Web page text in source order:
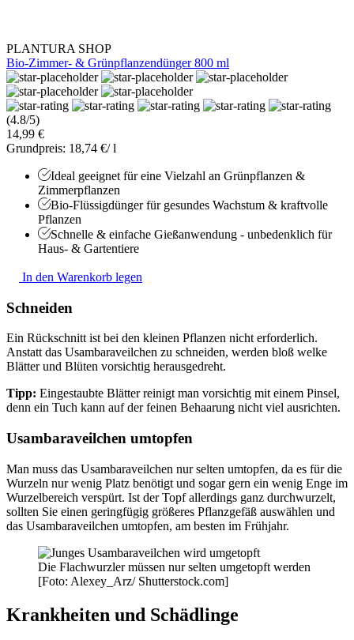
PLANTURA SHOP
Bio-Zimmer- & Grünpflanzendünger 800 ml
(4.8/5)
14,99 €
Grundpreis: 18,74 €/ l
Ideal geeignet für eine Vielzahl an Grünpflanzen &
Zimmerpflanzen
Bio-Flüssigdünger für gesundes Wachstum & kraftvolle
Pflanzen
Schnelle & einfache Gießanwendung - unbedenklich für
Haus- & Gartentiere
In den Warenkorb legen
Schneiden
Ein Rückschnitt ist bei den kleinen Pflanzen nicht erforderlich.
Anstatt das Usambaraveilchen zu schneiden, werden bloß welke
Blätter und Blüten vorsichtig herausgedreht.
Tipp: Eingestaubte Blätter reinigt man vorsichtig mit einem Pinsel,
denn ein Tuch kann auf der feinen Behaarung nicht viel ausrichten.
Usambaraveilchen umtopfen
Man muss das Usambaraveilchen nur selten umtopfen, da es für die
Wurzeln nur wenig Platz benötigt und sogar gern ein wenig Enge im
Wurzelbereich verspürt. Ist der Topf allerdings ganz durchwurzelt,
sollten Sie einen geringfügig größeres Pflanzgefäß auswählen und
das Usambaraveilchen umtopfen, am besten im Frühjahr.
Die Flachwurzler müssen nur selten umgetopft werden
[Foto: Alexey_Arz/ Shutterstock.com]
Krankheiten und Schädlinge